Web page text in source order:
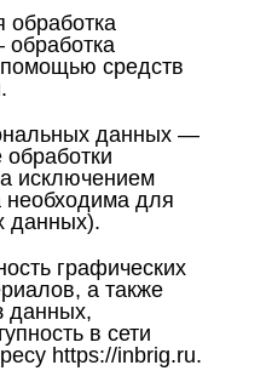
обработка
средств
данных —
исключением
необходима для
данных).
графических
а также
данных,
в сети
https://inbrig.ru.